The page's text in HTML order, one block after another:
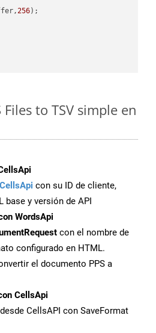
256);
to TSV simple en
CellsApi con su ID de cliente,
base y versión de API
WordsApi
con el nombre de
configurado en HTML.
el documento PPS a
CellsApi
desde CellsAPI con SaveFormat